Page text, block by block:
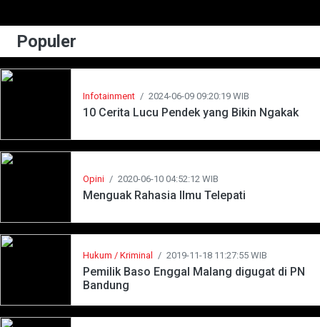
Populer
Infotainment / 2024-06-09 09:20:19 WIB
10 Cerita Lucu Pendek yang Bikin Ngakak
Opini / 2020-06-10 04:52:12 WIB
Menguak Rahasia Ilmu Telepati
Hukum / Kriminal / 2019-11-18 11:27:55 WIB
Pemilik Baso Enggal Malang digugat di PN
Bandung